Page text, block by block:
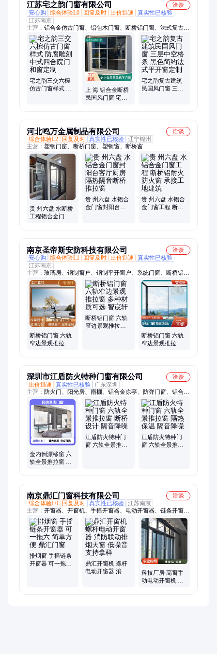
江苏宅之韵门窗有限公司
洽谈
安心购
综合体验L0 回复及时 出价迅速
真实性已核验
江苏南京
主营： 铝合金仿古门窗、铝包木门窗、断桥铝门窗、法式复古门
窗、铝合金雨棚、铝代木仿古构件、中式将军门
宅之韵三交六椀
仿古门窗样式 防
上 海 铝合金断桥
民国风门窗 宅之
宅之韵复古建筑
民国风门窗 三层
河北鸣万金属制品有限公司
洽谈
综合体验L2
回复及时 真实性已核验 辽宁锦州
主营： 塑钢门窗、断桥门窗、塑钢窗、断桥窗
贵 州六盘 水断桥
工程铝合金门窗
贵 州六盘 水铝合
金门窗封阳台客
贵 州六盘 水铝合
金门窗工程 断桥
南京圣帝斯安防科技有限公司
洽谈
安心购
综合体验L1 回复及时 出价迅速
真实性已核验
江苏南京
主营： 玻璃房、钢制窗户、钢制平开窗户、系统门窗、断桥铝合
金门窗、磁控电动百叶、智能阳台提升窗、内开内倒系统窗、避
难间通风窗户
断桥铝门窗 六轨
窄边景观推拉窗
断桥铝门窗 六轨
窄边景观推拉窗
断桥铝门窗 六轨
窄边景观推拉窗
深圳市江盾防火特种门窗有限公司
洽谈
出价迅速
真实性已核验
广东深圳
主营： 防火门、阳光房、雨棚、铝合金凉亭、防弹门窗、铝合金
系统门窗、防爆门窗、防火窗
金内倒漂移窗 六
轨全景推拉窗 断
江盾防火特种门
窗 六轨全景推拉
江盾防火特种门
窗 六轨全景推拉
南京鼎汇门窗科技有限公司
洽谈
综合体验L0
回复及时 真实性已核验 江苏南京
主营： 开窗器、开窗机、手摇开窗器、电动开窗器、链条开窗
器、螺杆开窗器、消防联动开窗器
排烟窗 手摇链条
开窗器 可一拖六
鼎汇开窗机 螺杆
电动开窗器 消防
科技厂房 高窗手
动电动开窗机 通